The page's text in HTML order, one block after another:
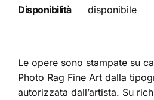
Disponibilità
disponibile
Le opere sono stampate su
Photo Rag Fine Art dalla
autorizzata dall’artista. Su